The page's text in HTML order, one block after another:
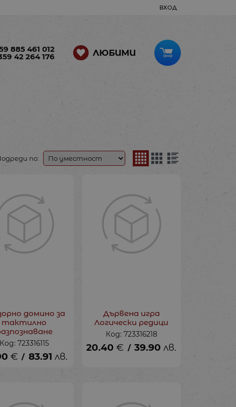
ВХОД
885 461 012
42 264 176 ЛЮБИМИ
по:
домино за
тактилно
Код: 723316115
€ / 83.91 лв.
Дървена игра
Логически редици
Код: 723316218
20.40 € / 39.90 лв.